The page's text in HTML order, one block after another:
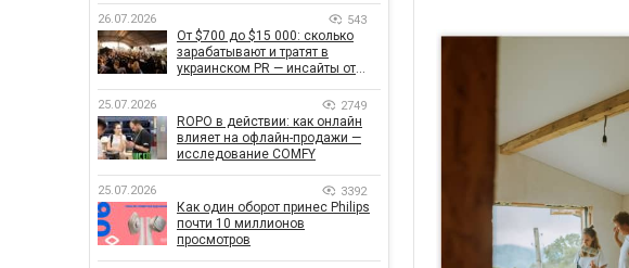
26.07.2026 543
От $700 до $15 000: сколько
зарабатывают и тратят в
украинском PR — инсайты от
25.07.2026 2749
ROPO в действии: как онлайн
влияет на офлайн-продажи —
исследование COMFY
25.07.2026 3392
Как один оборот принес Philips
почти 10 миллионов
просмотров